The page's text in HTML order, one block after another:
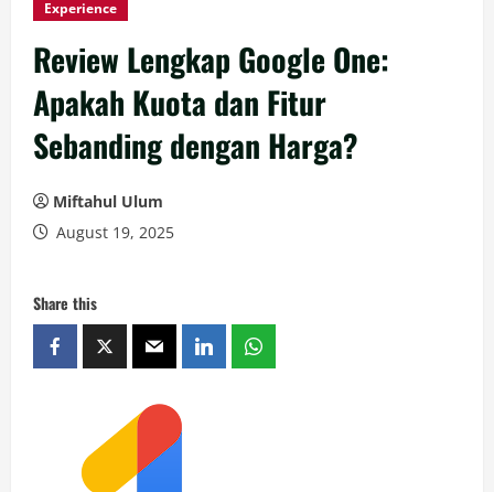
Experience
Review Lengkap Google One:
Apakah Kuota dan Fitur
Sebanding dengan Harga?
Miftahul Ulum
August 19, 2025
Share this